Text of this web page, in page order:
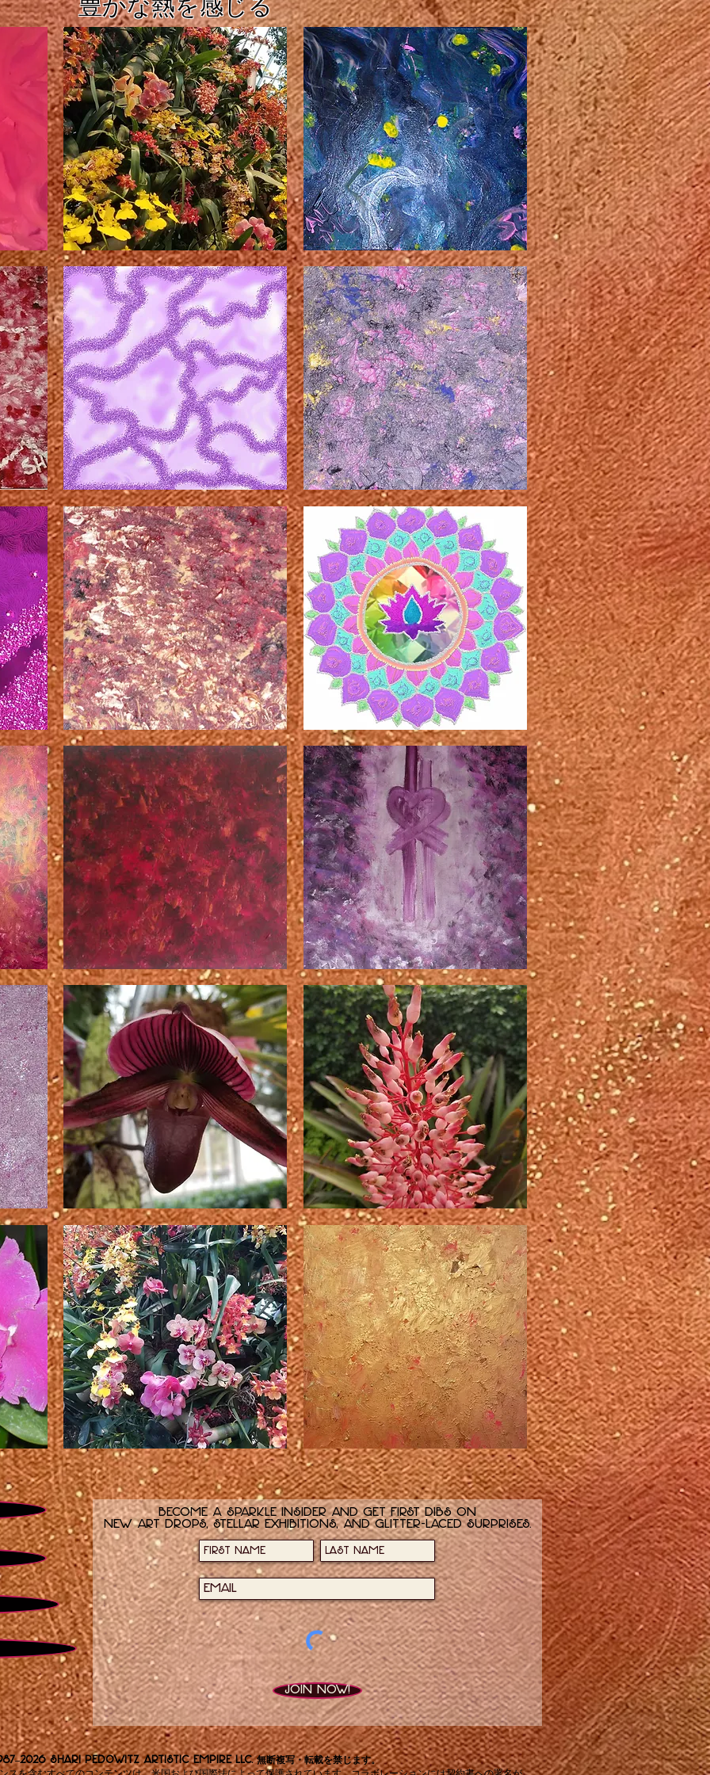
豊かな熱を感じる
バ
ー
ス
ト
電
話
し
て
ね
ト
ッ
プ
に
立
つ
す
ご
く
良
い
今、
私
の
こ
と
ど
う
思
う？
魔
法
の
曼
荼
羅
と
蓮
今
夜
あ
な
た
が
必
要
で
す
夜
の
エ
ロ
チ
ッ
ク
誘
惑
さ
れ
た
彼
女
は
ピ
ス
ト
ル
だ！
遅
い
熱
傷
そ
ん
な
女
の
子
Become a sparkle insider and get first dibs on
new art drops, stellar exhibitions, and glitter-laced surprises.
Join now!
Shari Pedowitz Artistic Empire LLC. 無断複写・転載を禁じます。